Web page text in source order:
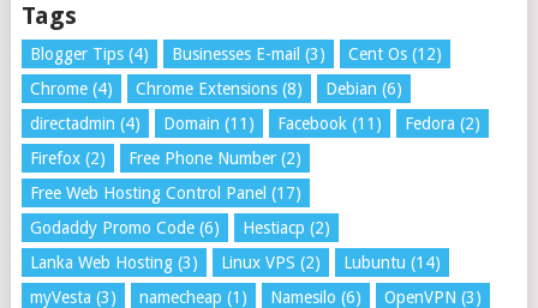
Tags
Blogger Tips(4) Businesses E-mail (3) Cent Os(12)
Chrome(4) Chrome Extensions(8) Debian (6)
directadmin (4) Domain (11) Facebook (11) Fedora (2)
Firefox(2) Free Phone Number(2)
Free Web Hosting Control Panel (17)
Godaddy Promo Code(6) Hestiacp (2)
Lanka Web Hosting(3) Linux VPS (2) Lubuntu (14)
myVesta (3) namecheap (1) Namesilo (6) OpenVPN (3)